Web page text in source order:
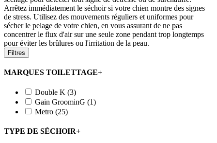
Arrêtez immédiatement le séchoir si votre chien montre des signes
de stress. Utilisez des mouvements réguliers et uniformes pour
sécher le pelage de votre chien, en vous assurant de ne pas
concentrer le flux d'air sur une seule zone pendant trop longtemps
pour éviter les brûlures ou l'irritation de la peau.
Filtres
MARQUES TOILETTAGE+
Double K (3)
Gain GroominG (1)
Metro (25)
TYPE DE SÉCHOIR+